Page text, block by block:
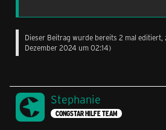
Dieser Beitrag wurde bereits 2 mal editiert,
Dezember 2024 um 02:14)
Stephanie
CONGSTAR HILFE TEAM